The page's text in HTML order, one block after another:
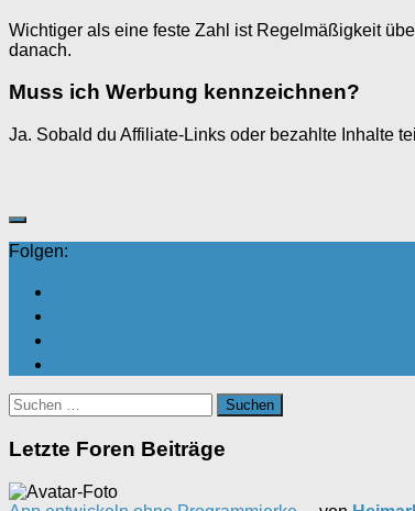
Wichtiger als eine feste Zahl ist Regelmäßigkeit
danach.
Muss ich Werbung kennzeichnen?
Ja. Sobald du Affiliate-Links oder bezahlte Inhalte
Folgen:
Suchen
nach:
Letzte Foren Beiträge